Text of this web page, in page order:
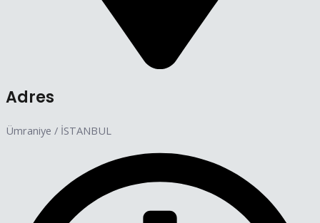
Adres
Ümraniye / İSTANBUL